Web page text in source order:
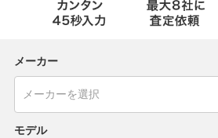
メーカー
モデル